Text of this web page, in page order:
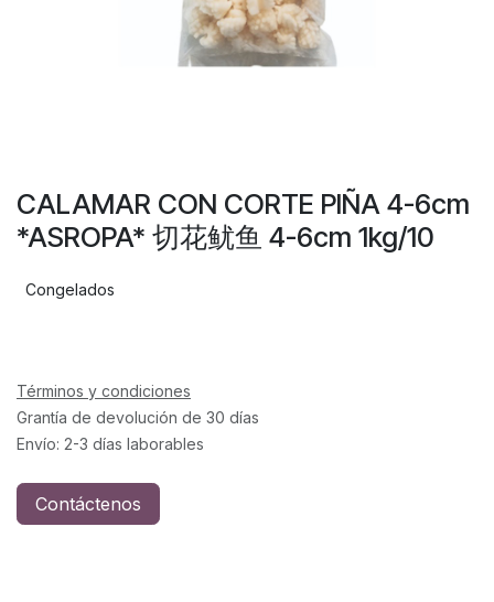
CALAMAR CON CORTE PIÑA 4-6cm
*ASROPA* 切花鱿鱼 4-6cm 1kg/10
Congelados
Términos y condiciones
Grantía de devolución de 30 días
Envío: 2-3 días laborables
Contáctenos